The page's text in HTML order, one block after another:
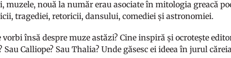
muzele, nouă la număr erau asociate în mitologia greacă
tragediei, retoricii, dansului, comediei și astronomiei.
vorbi însă despre muze astăzi? Cine inspiră și ocrotește
Sau Calliope? Sau Thalia? Unde găsesc ei ideea în jurul